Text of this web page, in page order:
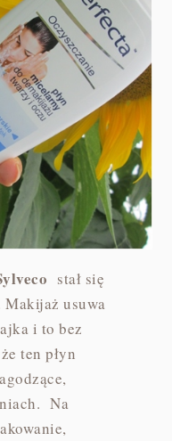
stał się
usuwa
i to bez
ten płyn
Na